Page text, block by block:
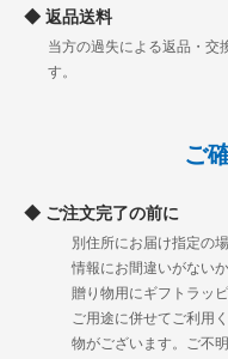
返品送料
当方の過失による返品・交
す。
ご
ご注文完了の前に
別住所にお届け指定の
情報にお間違いがない
贈り物用にギフトラッ
ご用途に併せてご利用
物がございます。ご不